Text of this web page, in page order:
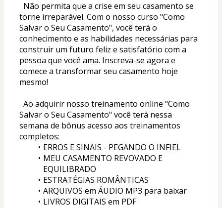
Não permita que a crise em seu casamento se
torne irreparável. Com o nosso curso "Como
Salvar o Seu Casamento", você terá o
conhecimento e as habilidades necessárias para
construir um futuro feliz e satisfatório com a
pessoa que você ama. Inscreva-se agora e
comece a transformar seu casamento hoje
mesmo!
Ao adquirir nosso treinamento online "Como
Salvar o Seu Casamento" você terá nessa
semana de bônus acesso aos treinamentos
completos:
ERROS E SINAIS - PEGANDO O INFIEL
MEU CASAMENTO REVOVADO E
EQUILIBRADO
ESTRATÉGIAS ROMÂNTICAS
ARQUIVOS em ÁUDIO MP3 para baixar
LIVROS DIGITAIS em PDF